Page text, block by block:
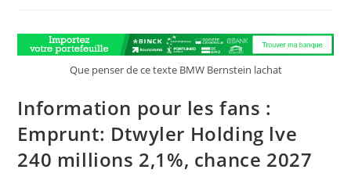
:
À
Quoi
S’attendre
Gilles-
Villeneuve?
Que penser de ce texte BMW Bernstein lachat
Information pour les fans :
Emprunt: Dtwyler Holding lve
240 millions 2,1%, chance 2027